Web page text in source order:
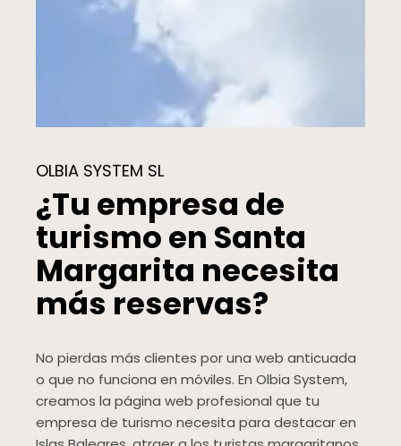
OLBIA SYSTEM SL
¿Tu empresa de
turismo en Santa
Margarita necesita
más reservas?
No pierdas más clientes por una web anticuada
o que no funciona en móviles. En Olbia System,
creamos la página web profesional que tu
empresa de turismo necesita para destacar en